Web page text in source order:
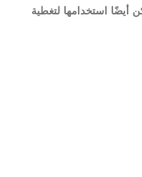
أيضًا استخدامها لتغطية